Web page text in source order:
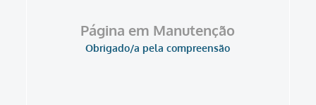
Página em Manutenção
Obrigado/a pela compreensão